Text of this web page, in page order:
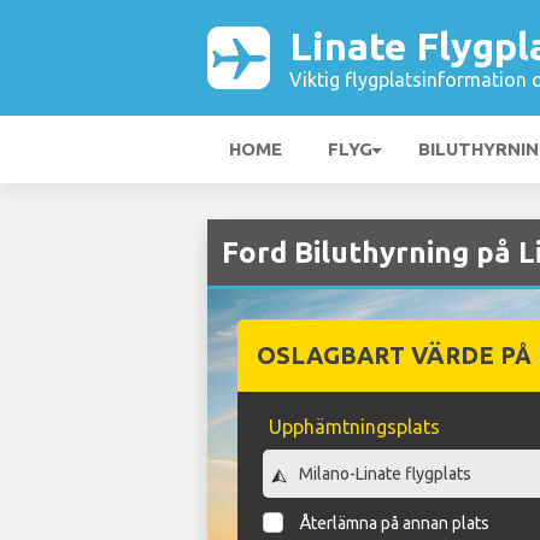
Linate
Viktig flygplatsinformation
HOME FLYG
Ford Biluthyrning på
OSLAGBART VÄRDE
Upphämtningsplats
Återlämna på annan plats